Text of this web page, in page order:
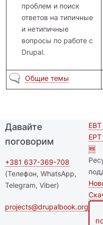
проблем и поиск
ответов на типичные
и нетипичные
вопросы по работе с
Drupal.
Нет новых сообщений
Общие темы
Давайте
поговорим
+381 637-369-708
(Телефон, WhatsApp,
Telegram, Viber)
projects@drupalbook.org
🆕